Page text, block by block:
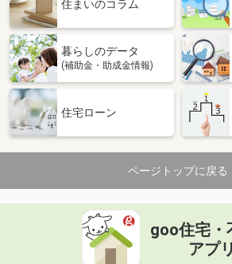
住まいのコラム
暮らしのデータ
(補助金・助成金情報)
住宅ローン
ページトップに戻る
goo住宅・
アプリ